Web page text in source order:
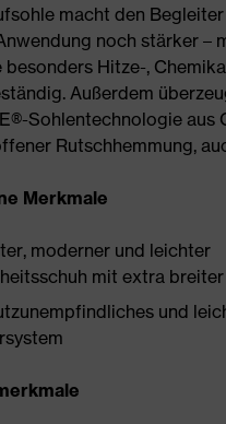
macht den
noch stärker –
besonders Hitze-,
Außerdem
Sohlentechnologie aus
Rutschhemmung,
Merkmale
moderner und leichter
mit extra
und